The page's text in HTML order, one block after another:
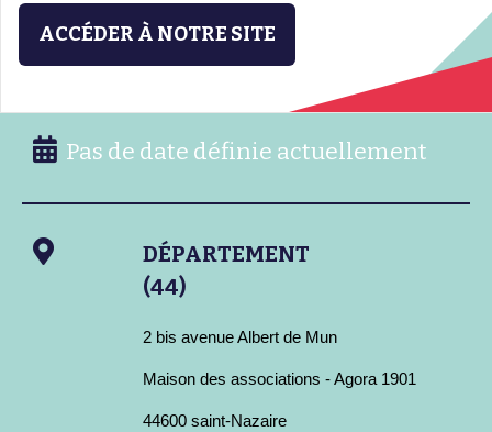
ACCÉDER À NOTRE SITE
Pas de date définie actuellement
DÉPARTEMENT
(44)
2 bis avenue Albert de Mun
Maison des associations - Agora 1901
44600 saint-Nazaire